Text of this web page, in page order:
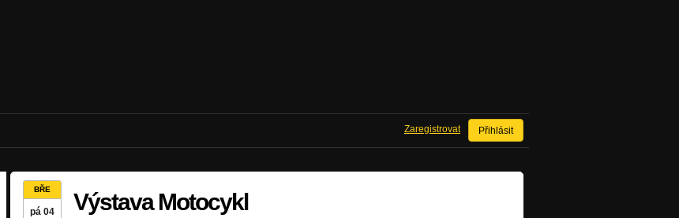
Přihlásit
Zaregistrovat
BŘE
pá 04 Výstava Motocykl